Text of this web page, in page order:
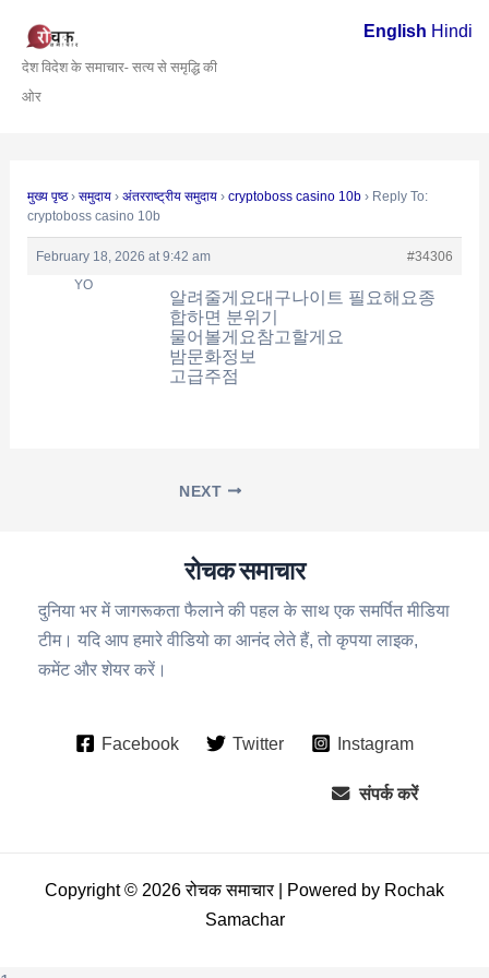
content
देश विदेश के समाचार- सत्य से समृद्धि की
ओर
मुख्य पृष्ठ › समुदाय › अंतरराष्ट्रीय समुदाय › cryptoboss casino 10b › Reply To:
cryptoboss casino 10b
February 18, 2026 at 9:42 am
#34306
YO
알려줄게요대구나이트 필요해요종
합하면 분위기
물어볼게요참고할게요
밤문화정보
고급주점
navigation
NEXT
रोचक समाचार
दुनिया भर में जागरूकता फैलाने की पहल के साथ एक समर्पित मीडिया
टीम। यदि आप हमारे वीडियो का आनंद लेते हैं, तो कृपया लाइक,
कमेंट और शेयर करें।
Facebook Twitter Instagram
संपर्क करें
Copyright © 2026 रोचक समाचार | Powered by Rochak
Samachar
English Hindi